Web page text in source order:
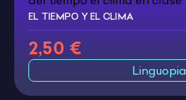
EL TIEMPO Y EL CLIMA
2,50 €
Linguopia